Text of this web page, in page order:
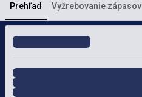
Prehľad Vyžrebovanie zápasov